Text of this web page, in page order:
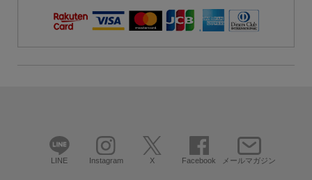
LINE Instagram X Facebook メールマガジン